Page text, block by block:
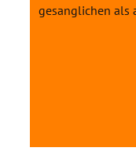
gesanglichen als